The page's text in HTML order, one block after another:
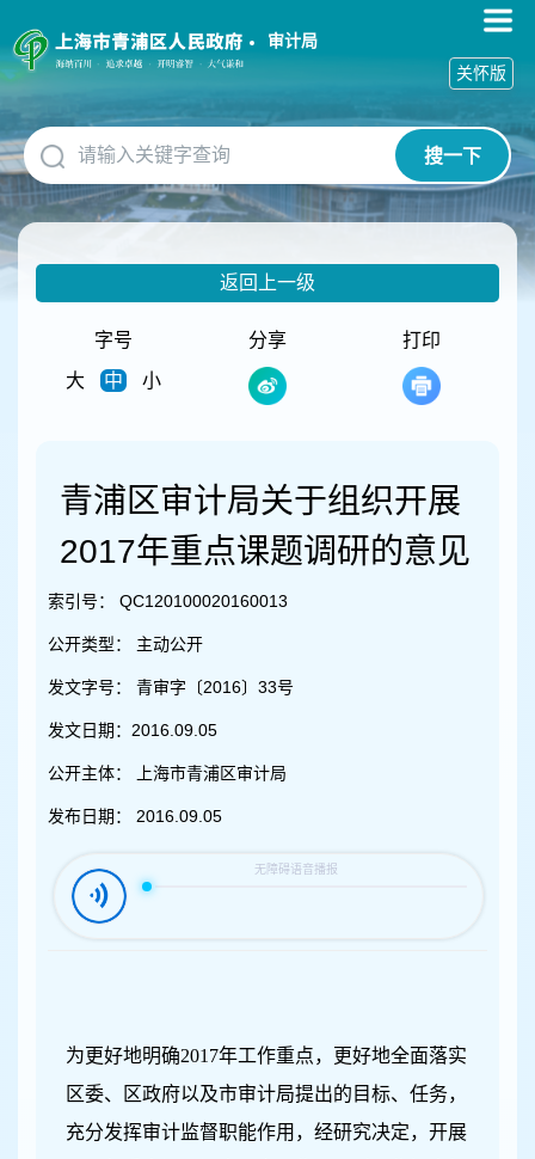
障
碍
作
说
明
跳
到
网
审计局
搜一下
关怀版
返回上一级
字号
大
中 小
分享 打印
青浦区审计局关于组织开展
2017年重点课题调研的意见
索引号： QC120100020160013
公开类型： 主动公开
发文字号： 青审字〔2016〕33号
发文日期： 2016.09.05
公开主体： 上海市青浦区审计局
发布日期： 2016.09.05
为更好地明确2017年工作重点，更好地全面落实
区委、区政府以及市审计局提出的目标、任务，
充分发挥审计监督职能作用，经研究决定，开展